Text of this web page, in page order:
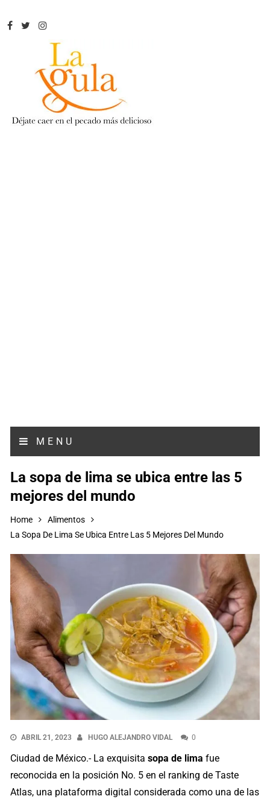
MENU
La sopa de lima se ubica entre las 5
mejores del mundo
Home
Alimentos
La Sopa De Lima Se Ubica Entre Las 5 Mejores Del Mundo
ABRIL 21, 2023 HUGO ALEJANDRO VIDAL 0
Ciudad de México.- La exquisitasopa de lima fue
reconocida en la posición No. 5 en el ranking de Taste
Atlas, una plataforma digital considerada como una de las